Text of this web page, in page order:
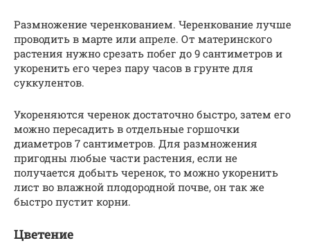
Размножение черенкованием. Черенкование лучше
проводить в марте или апреле. От материнского
растения нужно срезать побег до 9 сантиметров и
укоренить его через пару часов в грунте для
суккулентов.
Укореняются черенок достаточно быстро, затем его
можно пересадить в отдельные горшочки
диаметров 7 сантиметров. Для размножения
пригодны любые части растения, если не
получается добыть черенок, то можно укоренить
лист во влажной плодородной почве, он так же
быстро пустит корни.
Цветение